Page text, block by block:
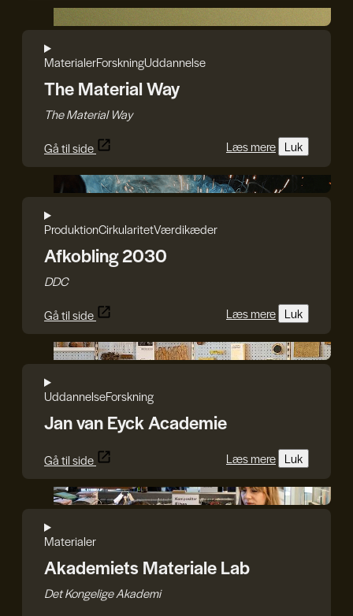
MaterialerForskningUddannelse
The Material Way
The Material Way
Gå til side
Læs mere Luk
ProduktionCirkularitetVærdikæder
Afkobling 2030
DDC
Gå til side
Læs mere Luk
Jan van Eyck Academie
UddannelseForskning
Jan van Eyck Academie
Gå til side Læs mere Luk
Det Kongelige Akademi
Materialer
Akademiets Materiale Lab
Det Kongelige Akademi